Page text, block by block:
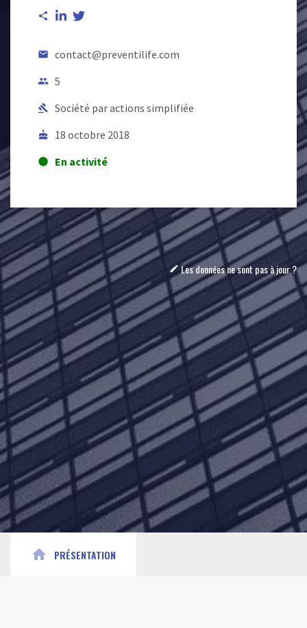
share
email contact@preventilife.com
people 5
gavel Société par actions simplifiée
cake 18 octobre 2018
lens En activité
mode_editLes données ne sont pas à jour ?
home PRÉSENTATION